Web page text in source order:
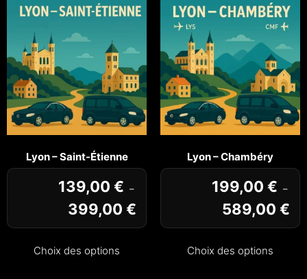
Lyon – Saint-Étienne
139,00 € –
399,00 €
Choix des options
Lyon – Chambéry
199,00 € –
589,00 €
Choix des options